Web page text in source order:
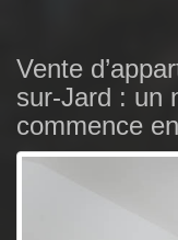
Vente
sur-Jard : un
commence